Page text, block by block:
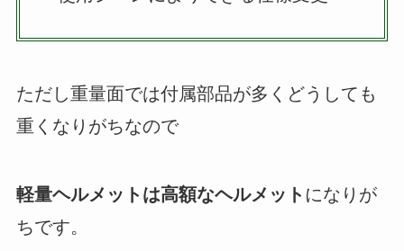
ただし重量面では付属部品が多くどうしても
重くなりがちなので
軽量ヘルメットは高額なヘルメット になりが
ちです。